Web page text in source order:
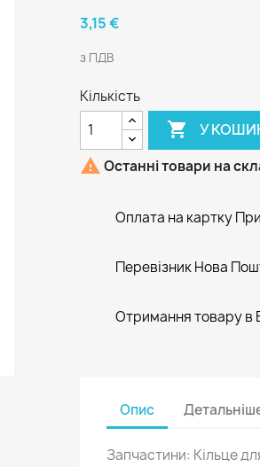
3,15 €
з ПДВ
Кількість
 У
 Останні товари на
Оплата на картку
Перевізник Нова
Отримання товару в
Опис
Запчастини: Кільце